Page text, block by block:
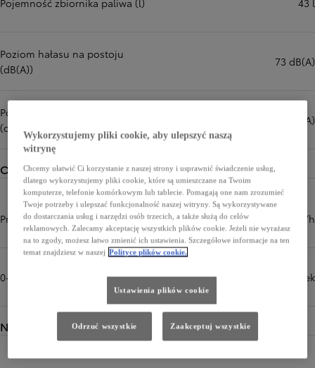
Pojemność zbiornika paliwa (l) 43 l
Poziom hałasu na postoju
(dB(A))
73 dB(A)
Poziom hałasu podczas jazdy
(dB(A))
66 dB(A)
Osiągi
Prędkość maksymalna (km/h) 180 km/h
0-100 km/h (sek) 9,3 sek
Napęd
Wykorzystujemy pliki cookie, aby ulepszyć naszą
witrynę
Chcemy ułatwić Ci korzystanie z naszej strony i usprawnić świadczenie usług,
dlatego wykorzystujemy pliki cookie, które są umieszczane na Twoim
komputerze, telefonie komórkowym lub tablecie. Pomagają one nam zrozumieć
Twoje potrzeby i ulepszać funkcjonalność naszej witryny. Są wykorzystywane
do dostarczania usług i narzędzi osób trzecich, a także służą do celów
reklamowych. Zalecamy akceptację wszystkich plików cookie. Jeżeli nie wyrażasz
na to zgody, możesz łatwo zmienić ich ustawienia. Szczegółowe informacje na ten
temat znajdziesz w naszej Polityce plików cookie.
Ustawienia plików cookie
Odrzuć wszystkie Zaakceptuj wszystkie